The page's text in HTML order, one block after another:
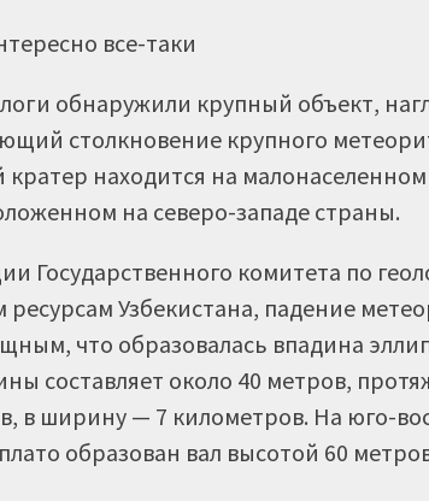
все-таки
обнаружили крупный объект,
столкновение крупного
находится на
на северо-западе страны.
Государственного комитета по
Узбекистана, падение
что образовалась впадина
составляет около 40 метров,
в ширину — 7 километров. На юго-
образован вал высотой 60